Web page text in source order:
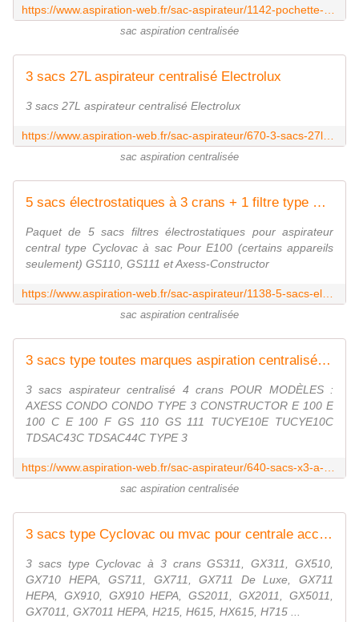
sac aspiration centralisée
3 sacs 27L aspirateur centralisé Electrolux
3 sacs 27L aspirateur centralisé Electrolux
sac aspiration centralisée
5 sacs électrostatiques à 3 crans + 1 filtre type CYCLOVAC
Paquet de 5 sacs filtres électrostatiques pour aspirateur
central type Cyclovac à sac Pour E100 (certains appareils
seulement) GS110, GS111 et Axess-Constructor
sac aspiration centralisée
3 sacs type toutes marques aspiration centralisée pour centrale accroche à 4 crans
3 sacs aspirateur centralisé 4 crans POUR MODÈLES :
AXESS CONDO CONDO TYPE 3 CONSTRUCTOR E 100 E
100 C E 100 F GS 110 GS 111 TUCYE10E TUCYE10C
TDSAC43C TDSAC44C TYPE 3
sac aspiration centralisée
3 sacs type Cyclovac ou mvac pour centrale accroche à 3 crans
3 sacs type Cyclovac à 3 crans GS311, GX311, GX510,
GX710 HEPA, GS711, GX711, GX711 De Luxe, GX711
HEPA, GX910, GX910 HEPA, GS2011, GX2011, GX5011,
GX7011, GX7011 HEPA, H215, H615, HX615, H715 ...